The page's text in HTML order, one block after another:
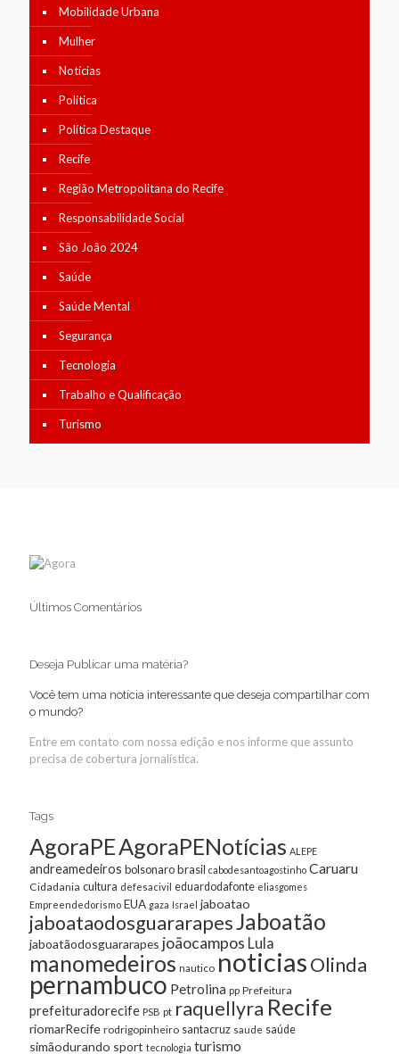
Mobilidade Urbana
Mulher
Notícias
Política
Política Destaque
Recife
Região Metropolitana do Recife
Responsabilidade Social
São João 2024
Saúde
Saúde Mental
Segurança
Tecnologia
Trabalho e Qualificação
Turismo
Últimos Comentários
Deseja Publicar uma matéria?
Você tem uma notícia interessante que deseja compartilhar com
o mundo?
Entre em contato com nossa edição e nos informe que assunto
precisa de cobertura jornalística.
Tags
AgoraPEAgoraPENotícias ALEPE
andreamedeiros bolsonarobrasil cabodesantoagostinho Caruaru
Cidadania cultura defesacivil eduardodafonte eliasgomes
Empreendedorismo EUA gaza Israel jaboatao
jaboataodosguararapesJaboatão
jaboatãodosguararapes joãocampos Lula
manomedeiros nautico noticiasOlinda
pernambuco Petrolina pp Prefeitura
prefeituradorecife PSB pt raquellyra Recife
riomarRecife rodrigopinheiro santacruz saude saúde
simãodurando sport tecnologia turismo